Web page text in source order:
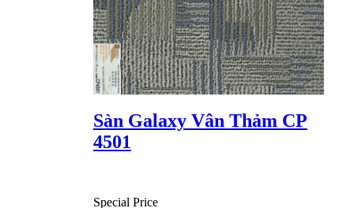
Sàn Galaxy Vân Thảm CP
4501
Special Price